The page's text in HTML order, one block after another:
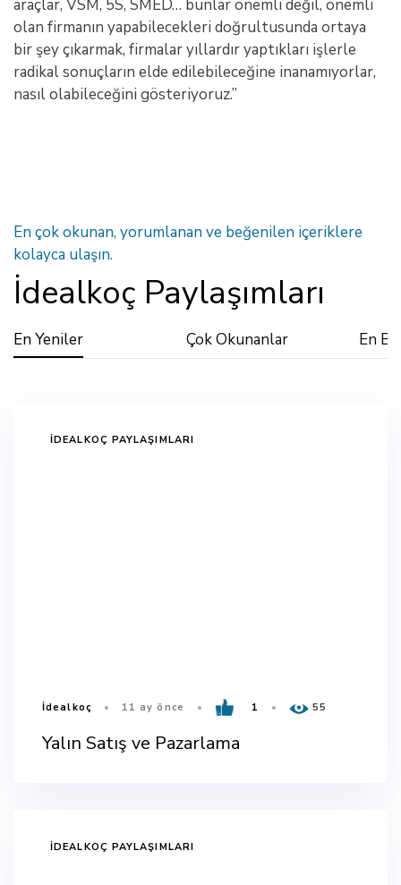
araçlar, VSM, 5S, SMED… bunlar önemli değil, önemli
olan firmanın yapabilecekleri doğrultusunda ortaya
bir şey çıkarmak, firmalar yıllardır yaptıkları işlerle
radikal sonuçların elde edilebileceğine inanamıyorlar,
nasıl olabileceğini gösteriyoruz.”
En çok okunan, yorumlanan ve beğenilen içeriklere
kolayca ulaşın.
İdealkoç Paylaşımları
En Yeniler Çok Okunanlar En
TAGS
İDEALKOÇ PAYLAŞIMLARI
İdealkoç 11 ay önce 1 55
Yalın Satış ve Pazarlama
TAGS
İDEALKOÇ PAYLAŞIMLARI